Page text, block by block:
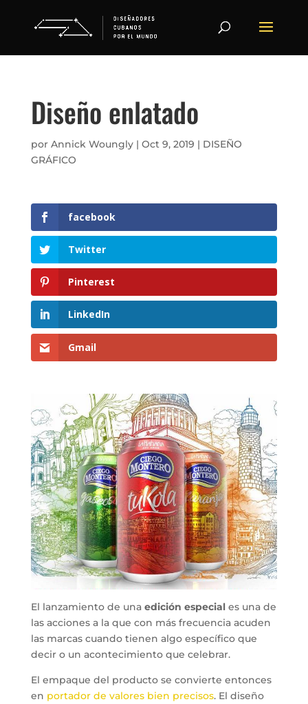
Diseño enlatado
por Annick Woungly| Oct 9, 2019 | DISEÑO
GRÁFICO
facebook
Twitter
Pinterest
LinkedIn
Gmail
El lanzamiento de una edición especiales una de
las acciones a la que con más frecuencia acuden
las marcas cuando tienen algo específico que
decir o un acontecimiento que celebrar.
El empaque del producto se convierte entonces
en portador de valores bien precisos. El diseño